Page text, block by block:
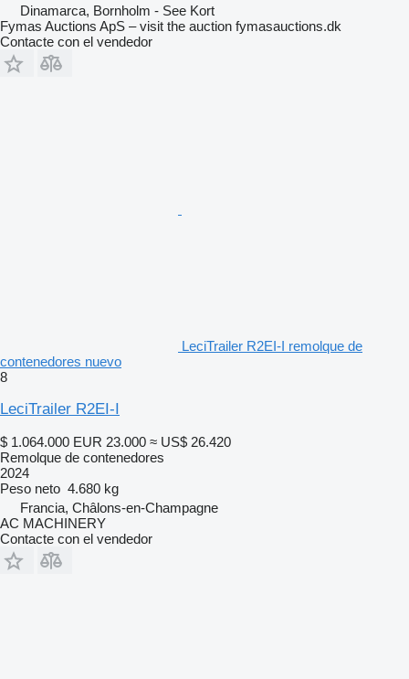
Dinamarca, Bornholm - See Kort
Fymas Auctions ApS – visit the auction fymasauctions.dk
Contacte con el vendedor
LeciTrailer R2EI-I remolque de
contenedores nuevo
8
LeciTrailer R2EI-I
$ 1.064.000 EUR 23.000 ≈ US$ 26.420
Remolque de contenedores
2024
Peso neto 4.680 kg
Francia, Châlons-en-Champagne
AC MACHINERY
Contacte con el vendedor